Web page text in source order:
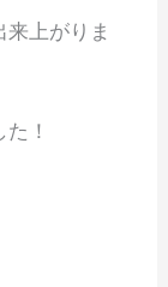
上がりま
！